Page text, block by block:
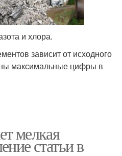
и хлора.
зависит от исходного
максимальные цифры в
мелкая
статьи в